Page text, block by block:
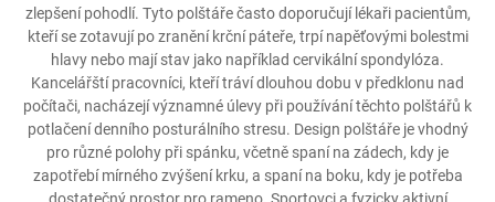
zlepšení pohodlí. Tyto polštáře často doporučují lékaři pacientům,
kteří se zotavují po zranění krční páteře, trpí napěťovými bolestmi
hlavy nebo mají stav jako například cervikální spondylóza.
Kancelářští pracovníci, kteří tráví dlouhou dobu v předklonu nad
počítači, nacházejí významné úlevy při používání těchto polštářů k
potlačení denního posturálního stresu. Design polštáře je vhodný
pro různé polohy při spánku, včetně spaní na zádech, kdy je
zapotřebí mírného zvýšení krku, a spaní na boku, kdy je potřeba